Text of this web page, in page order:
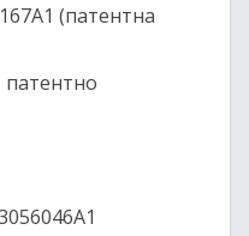
(патентна
патентно